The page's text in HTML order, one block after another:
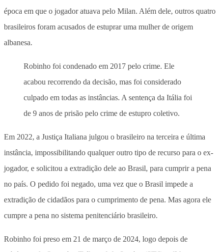
época em que o jogador atuava pelo Milan. Além dele, outros quatro
brasileiros foram acusados de estuprar uma mulher de origem
albanesa.
Robinho foi condenado em 2017 pelo crime. Ele
acabou recorrendo da decisão, mas foi considerado
culpado em todas as instâncias. A sentença da Itália foi
de 9 anos de prisão pelo crime de estupro coletivo.
Em 2022, a Justiça Italiana julgou o brasileiro na terceira e última
instância, impossibilitando qualquer outro tipo de recurso para o ex-
jogador, e solicitou a extradição dele ao Brasil, para cumprir a pena
no país. O pedido foi negado, uma vez que o Brasil impede a
extradição de cidadãos para o cumprimento de pena. Mas agora ele
cumpre a pena no sistema penitenciário brasileiro.
Robinho foi preso em 21 de março de 2024, logo depois de